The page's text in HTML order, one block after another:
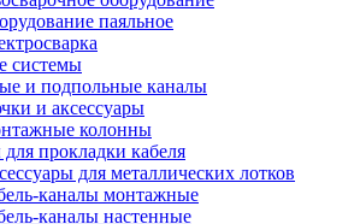
паяльное
системы
и подпольные каналы
и аксессуары
колонны
прокладки кабеля
для металлических лотков
каналы монтажные
каналы настенные